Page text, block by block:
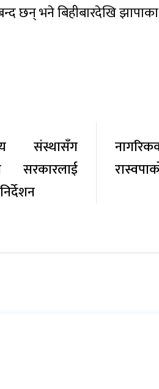
छन् भने बिहीबारदेखि
संस्थासँग
सरकारलाई